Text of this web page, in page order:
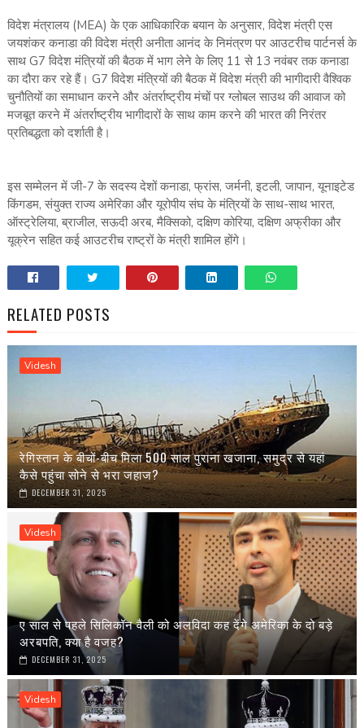
विदेश मंत्रालय (MEA) के एक आधिकारिक बयान के अनुसार, विदेश मंत्री एस
जयशंकर कनाडा की विदेश मंत्री अनीता आनंद के निमंत्रण पर आउटरीच पार्टनर्स के
साथ G7 विदेश मंत्रियों की बैठक में भाग लेने के लिए 11 से 13 नवंबर तक कनाडा
का दौरा कर रहे हैं। G7 विदेश मंत्रियों की बैठक में विदेश मंत्री की भागीदारी वैश्विक
चुनौतियों का समाधान करने और अंतर्राष्ट्रीय मंचों पर ग्लोबल साउथ की आवाज को
मजबूत करने में अंतर्राष्ट्रीय भागीदारों के साथ काम करने की भारत की निरंतर
प्रतिबद्धता को दर्शाती है।
इस सम्मेलन में जी-7 के सदस्य देशों कनाडा, फ्रांस, जर्मनी, इटली, जापान, यूनाइटेड
किंगडम, संयुक्त राज्य अमेरिका और यूरोपीय संघ के मंत्रियों के साथ-साथ भारत,
ऑस्ट्रेलिया, ब्राजील, सऊदी अरब, मैक्सिको, दक्षिण कोरिया, दक्षिण अफ्रीका और
यूक्रेन सहित कई आउटरीच राष्ट्रों के मंत्री शामिल होंगे।
RELATED POSTS
Videsh
रेगिस्तान के बीचों-बीच मिला 500 साल पुराना खजाना, समुद्र से यहां
कैसे पहुंचा सोने से भरा जहाज?
DECEMBER 31, 2025
Videsh
ए साल से पहले सिलिकॉन वैली को अलविदा कह देंगे अमेरिका के दो बड़े
अरबपति, क्या है वजह?
DECEMBER 31, 2025
Videsh